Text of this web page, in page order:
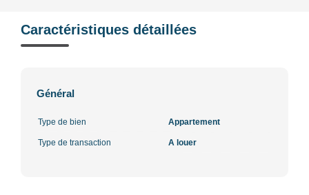
Caractéristiques détaillées
Général
Type de bien Appartement
Type de transaction A louer